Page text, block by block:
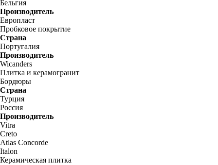
Бельгия
Производитель
Европласт
Пробковое покрытие
Страна
Португалия
Производитель
Wicanders
Плитка и керамогранит
Бордюры
Страна
Турция
Россия
Производитель
Vitra
Creto
Atlas Concorde
Italon
Керамическая плитка